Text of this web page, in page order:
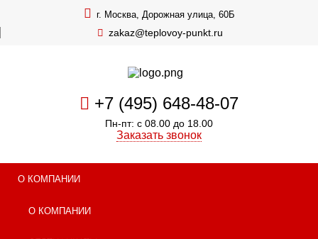
г. Москва, Дорожная улица, 60Б
zakaz@teplovoy-punkt.ru
+7 (495) 648-48-07
Пн-пт: с 08.00 до 18.00
Заказать звонок
О КОМПАНИИ
О КОМПАНИИ